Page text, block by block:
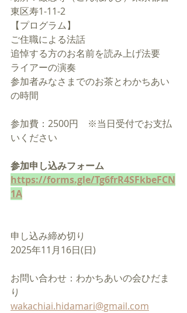
東区寿1-11-2
【プログラム】
ご住職による法話
追悼する方のお名前を読み上げ法要
ライアーの演奏
参加者みなさまでのお茶とわかちあい
の時間
参加費：2500円　※当日受付でお支払
いください
参加申し込みフォーム
https://forms.gle/Tg6frR4SFkbeFCN
1A
申し込み締め切り
2025年11月16日(日)
お問い合わせ： わかちあいの会ひだま
り
wakachiai.hidamari@gmail.com